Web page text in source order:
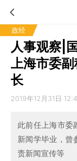
政经
人事观察|
上海市委
长
2019年12月31日
此前任上海市委
新闻学毕业，曾
责新闻宣传等